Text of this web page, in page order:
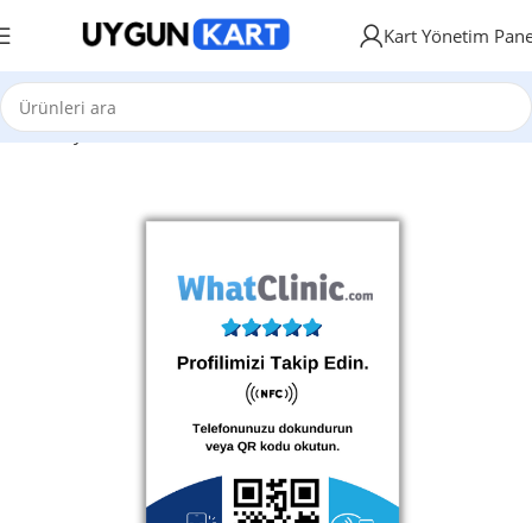
Kart Yönetim
Ana Sayfa NFC ve QR Kod Özellikli Kartlar